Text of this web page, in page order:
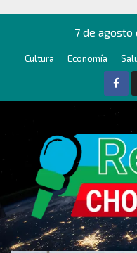
contenido
7 de agosto
Cultura Economía